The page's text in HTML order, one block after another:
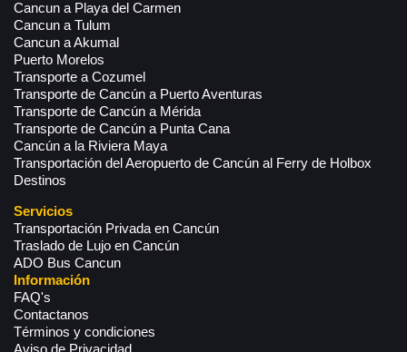
Cancun a Playa del Carmen
Cancun a Tulum
Cancun a Akumal
Puerto Morelos
Transporte a Cozumel
Transporte de Cancún a Puerto Aventuras
Transporte de Cancún a Mérida
Transporte de Cancún a Punta Cana
Cancún a la Riviera Maya
Transportación del Aeropuerto de Cancún al Ferry de Holbox
Destinos
Servicios
Transportación Privada en Cancún
Traslado de Lujo en Cancún
ADO Bus Cancun
Información
FAQ's
Contactanos
Términos y condiciones